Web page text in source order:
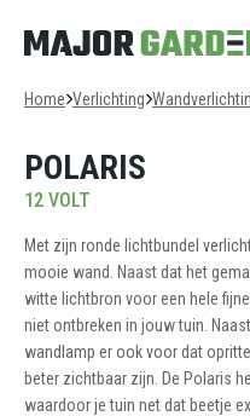
Home Verlichting
POLARIS
12 VOLT
Met zijn ronde lichtbundel
mooie wand. Naast dat het
witte lichtbron voor een hele
niet ontbreken in jouw tuin.
wandlamp er ook voor dat
beter zichtbaar zijn. De Polaris
waardoor je tuin net dat beetje